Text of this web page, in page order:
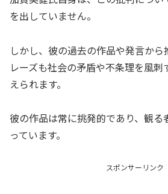
を出していません。
しかし、彼の過去の作品や発言か
レーズも社会の矛盾や不条理を風
えられます。
彼の作品は常に挑発的であり、観
っています。
スポンサーリンク